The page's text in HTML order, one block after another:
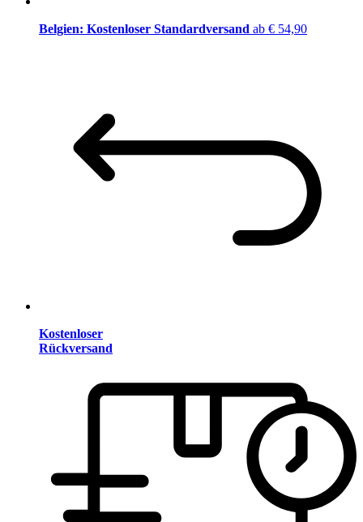
Belgien: Kostenloser Standardversand ab € 54,90
Kostenloser
Rückversand